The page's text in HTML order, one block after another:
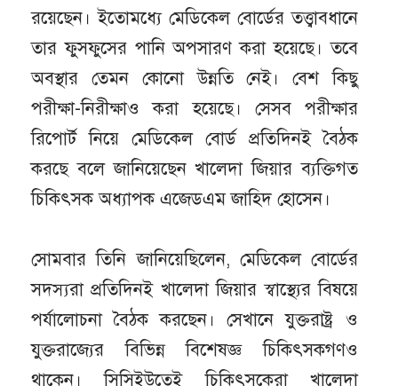
রয়েছেন। ইতোমধ্যে মেডিকেল বোর্ডের তত্ত্বাবধানে
তার ফুসফুসের পানি অপসারণ করা হয়েছে। তবে
অবস্থার তেমন কোনো উন্নতি নেই। বেশ কিছু
পরীক্ষা-নিরীক্ষাও করা হয়েছে। সেসব পরীক্ষার
রিপোর্ট নিয়ে মেডিকেল বোর্ড প্রতিদিনই বৈঠক
করছে বলে জানিয়েছেন খালেদা জিয়ার ব্যক্তিগত
চিকিৎসক অধ্যাপক এজেডএম জাহিদ হোসেন।
সোমবার তিনি জানিয়েছিলেন, মেডিকেল বোর্ডের
সদস্যরা প্রতিদিনই খালেদা জিয়ার স্বাস্থ্যের বিষয়ে
পর্যালোচনা বৈঠক করছেন। সেখানে যুক্তরাষ্ট্র ও
যুক্তরাজ্যের বিভিন্ন বিশেষজ্ঞ চিকিৎসকগণও
থাকেন। সিসিইউতেই চিকিৎসকেরা খালেদা